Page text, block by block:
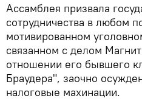
Ассамблея призвала
сотрудничества в любом
мотивированном
связанном с делом
отношении его бывшего
Браудера", заочно
налоговые махинации.